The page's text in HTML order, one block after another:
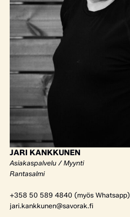
JARI KANKKUNEN
Asiakaspalvelu / Myynti
Rantasalmi
+358 50 589 4840 (myös Whatsapp)
jari.kankkunen@savorak.fi